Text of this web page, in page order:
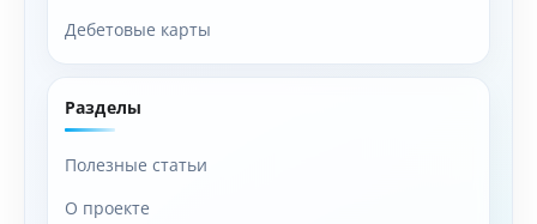
Дебетовые карты
Разделы
Полезные статьи
О проекте